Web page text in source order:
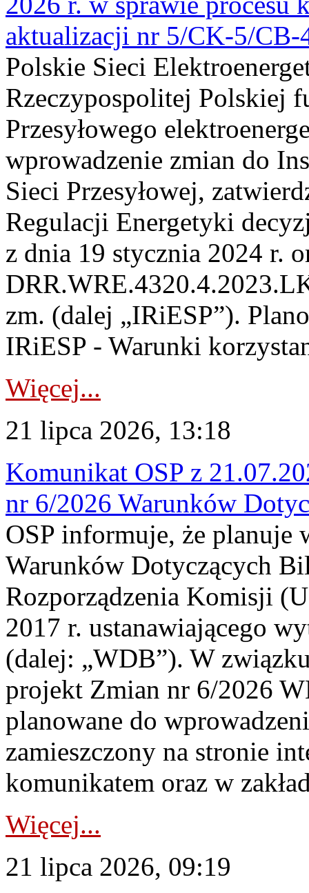
aktualizacji nr 5/CK-5/CB-
Polskie Sieci
Rzeczypospolitej Polskiej
Przesyłowego
wprowadzenie zmian do
Sieci Przesyłowej,
Regulacji Energetyki
z dnia 19 stycznia 2024 r.
zm. (dalej „IRiESP”).
IRiESP - Warunki
Więcej...
21 lipca 2026, 13:18
Komunikat OSP z
nr 6/2026 Warunków
OSP informuje, że planuje
Warunków Dotyczących
Rozporządzenia Komisji
2017 r. ustanawiającego
(dalej: „WDB”). W
projekt Zmian nr 6/2026
planowane do
zamieszczony na stronie
komunikatem oraz w
Więcej...
21 lipca 2026, 09:19